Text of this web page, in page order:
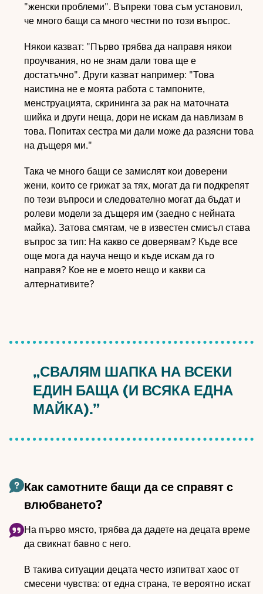
"женски проблеми". Въпреки това съм установил,
че много бащи са много честни по този въпрос.
Някои казват: "Първо трябва да направя някои
проучвания, но не знам дали това ще е
достатъчно". Други казват например: "Това
наистина не е моята работа с тампоните,
менструацията, скрининга за рак на маточната
шийка и други неща, дори не искам да навлизам в
това. Попитах сестра ми дали може да разясни това
на дъщеря ми."
Така че много бащи се замислят кои доверени
жени, които се грижат за тях, могат да ги подкрепят
по тези въпроси и следователно могат да бъдат и
ролеви модели за дъщеря им (заедно с нейната
майка). Затова смятам, че в известен смисъл става
въпрос за тип: На какво се доверявам? Къде все
още мога да науча нещо и къде искам да го
направя? Кое не е моето нещо и какви са
алтернативите?
„СВАЛЯМ ШАПКА НА ВСЕКИ
ЕДИН БАЩА (И ВСЯКА ЕДНА
МАЙКА).”
Как самотните бащи да се справят с
влюбването?
На първо място, трябва да дадете на децата време
да свикнат бавно с него.
В такива ситуации децата често изпитват хаос от
смесени чувства: от една страна, те вероятно искат